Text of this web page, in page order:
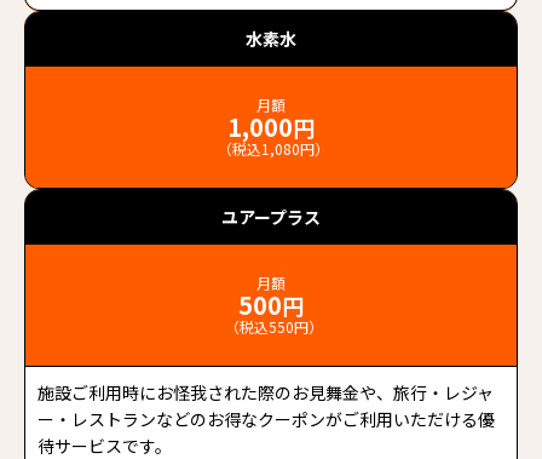
水素水
月額
1,000円
（税込1,080円）
ユアープラス
月額
500円
（税込550円）
施設ご利用時にお怪我された際のお見舞金や、旅行・レジャ
ー・レストランなどのお得なクーポンがご利用いただける優
待サービスです。